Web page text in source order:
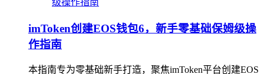
imToken创建EOS钱包6，新手零基础保姆级操
作指南
本指南专为零基础新手打造，聚焦imToken平台创建EOS